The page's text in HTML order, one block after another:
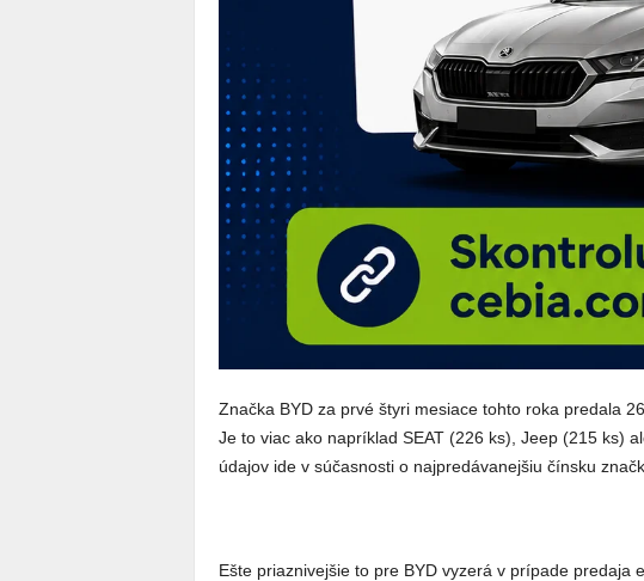
Značka BYD za prvé štyri mesiace tohto roka predala
Je to viac ako napríklad SEAT (226 ks), Jeep (215 ks)
údajov ide v súčasnosti o najpredávanejšiu čínsku
Ešte priaznivejšie to pre BYD vyzerá v prípade predaja